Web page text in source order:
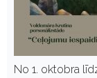
No 1. oktobra